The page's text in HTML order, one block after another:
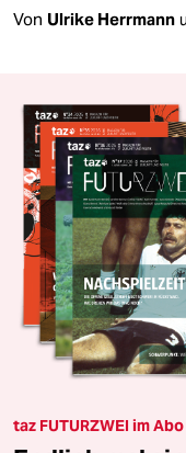
Von Ulrike Herrmann
taz FUTURZWEI im